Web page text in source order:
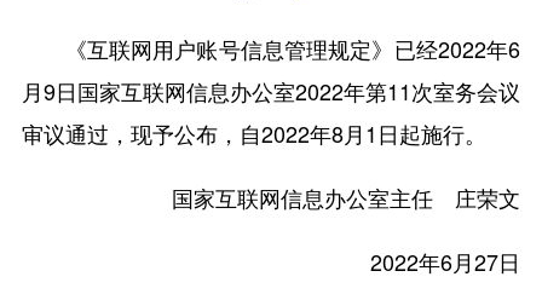
《互联网用户账号信息管理规定》已经2022年6
月9日国家互联网信息办公室2022年第11次室务会议
审议通过，现予公布，自2022年8月1日起施行。
国家互联网信息办公室主任 庄荣文
2022年6月27日